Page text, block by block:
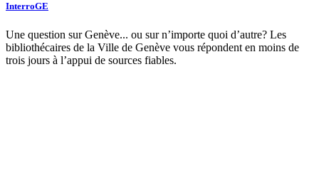
InterroGE
Une question sur Genève... ou sur n’importe quoi d’autre? Les
bibliothécaires de la Ville de Genève vous répondent en moins de
trois jours à l’appui de sources fiables.